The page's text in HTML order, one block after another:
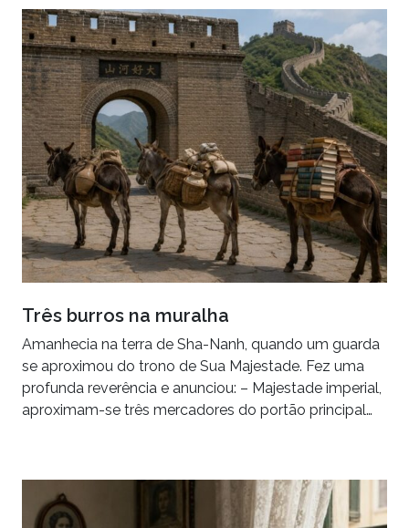
Três burros na muralha
Amanhecia na terra de Sha-Nanh, quando um guarda
se aproximou do trono de Sua Majestade. Fez uma
profunda reverência e anunciou: – Majestade imperial,
aproximam-se três mercadores do portão principal…